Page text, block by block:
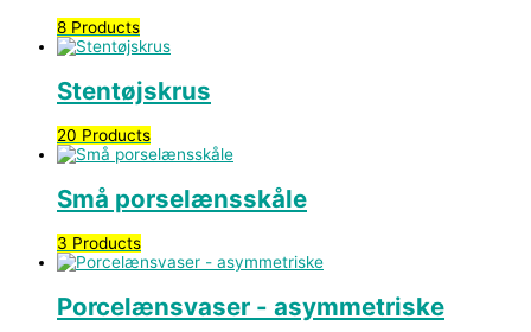
8 Products
Stentøjskrus
20 Products
Små porselænsskåle
3 Products
Porcelænsvaser - asymmetriske